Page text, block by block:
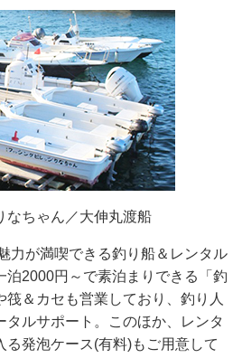
なちゃん／大伸丸渡船
力が満喫できる釣り船＆レンタル
泊2000円～で素泊まりできる「釣
筏＆カセも営業しており、釣り人
タルサポート。このほか、レンタ
る発泡ケース(有料)もご用意して